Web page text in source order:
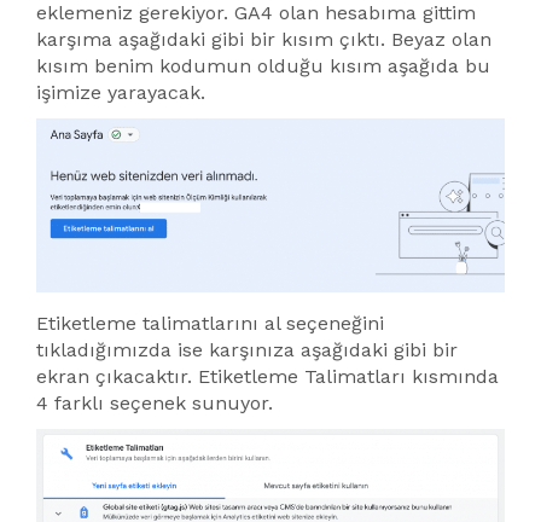
eklemeniz gerekiyor. GA4 olan hesabıma gittim
karşıma aşağıdaki gibi bir kısım çıktı. Beyaz olan
kısım benim kodumun olduğu kısım aşağıda bu
işimize yarayacak.
Etiketleme talimatlarını al seçeneğini
tıkladığımızda ise karşınıza aşağıdaki gibi bir
ekran çıkacaktır. Etiketleme Talimatları kısmında
4 farklı seçenek sunuyor.